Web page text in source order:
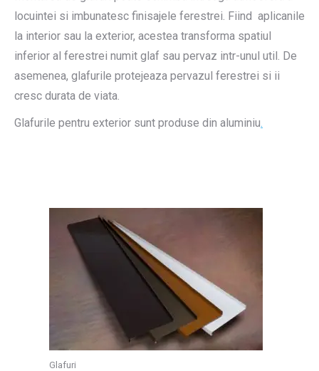
locuintei si imbunatesc finisajele ferestrei. Fiind aplicanile
la interior sau la exterior, acestea transforma spatiul
inferior al ferestrei numit glaf sau pervaz intr-unul util. De
asemenea, glafurile protejeaza pervazul ferestrei si ii
cresc durata de viata.
Glafurile pentru exterior sunt produse din aluminiu.
Glafuri